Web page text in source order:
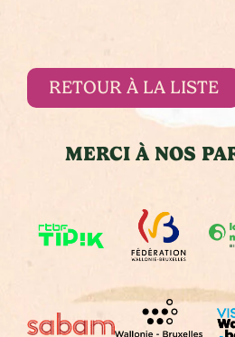
RETOUR À LA LISTE
MERCI À NOS